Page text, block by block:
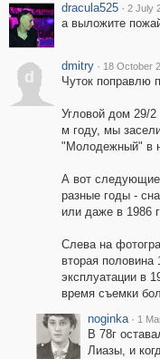
dracula525 · 2 July
а выложите
d
dmitry · 18 October
Чуток поправлю
Угловой дом 29/
м году, мы
"Молодежный" в
А вот следующие
разные годы -
или даже в 1986
Слева на
вторая
эксплуатации в
время съемки
noginka · 1
В 78г
Лиазы, и